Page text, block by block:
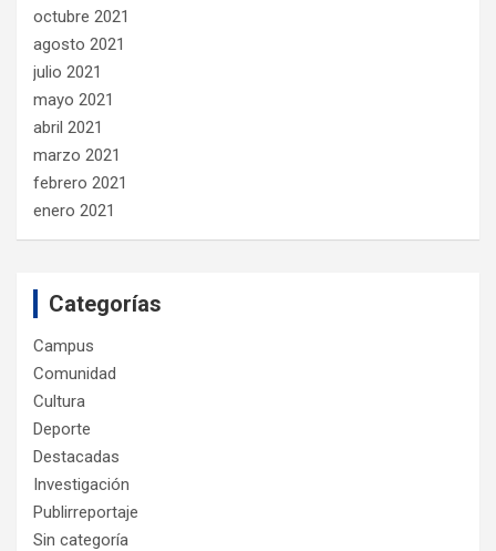
octubre 2021
agosto 2021
julio 2021
mayo 2021
abril 2021
marzo 2021
febrero 2021
enero 2021
Categorías
Campus
Comunidad
Cultura
Deporte
Destacadas
Investigación
Publirreportaje
Sin categoría